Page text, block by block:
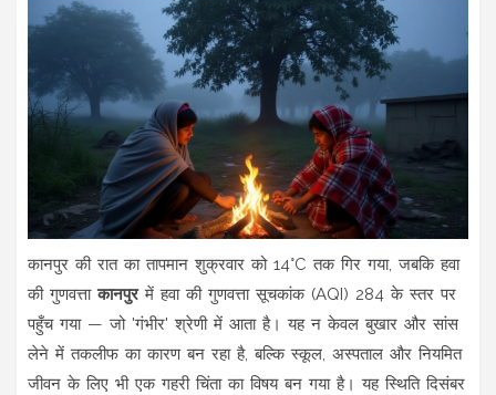
कानपुर की रात का तापमान शुक्रवार को 14°C तक गिर गया, जबकि हवा
की गुणवत्ताकानपुरमेंहवा की गुणवत्ता सूचकांक (AQI) 284 के स्तर पर
पहुँच गया — जो 'गंभीर' श्रेणी में आता है। यह न केवल बुखार और सांस
लेने में तकलीफ का कारण बन रहा है, बल्कि स्कूल, अस्पताल और नियमित
जीवन के लिए भी एक गहरी चिंता का विषय बन गया है। यह स्थिति दिसंबर